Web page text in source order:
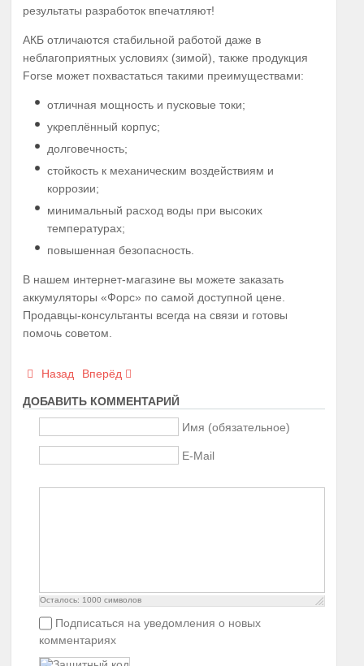
результаты разработок впечатляют!
АКБ отличаются стабильной работой даже в
неблагоприятных условиях (зимой), также продукция
Forse может похвастаться такими преимуществами:
отличная мощность и пусковые токи;
укреплённый корпус;
долговечность;
стойкость к механическим воздействиям и
коррозии;
минимальный расход воды при высоких
температурах;
повышенная безопасность.
В нашем интернет-магазине вы можете заказать
аккумуляторы «Форс» по самой доступной цене.
Продавцы-консультанты всегда на связи и готовы
помочь советом.
Назад Вперёд
ДОБАВИТЬ КОММЕНТАРИЙ
Имя (обязательное)
E-Mail
Осталось: 1000 символов
Подписаться на уведомления о новых
комментариях